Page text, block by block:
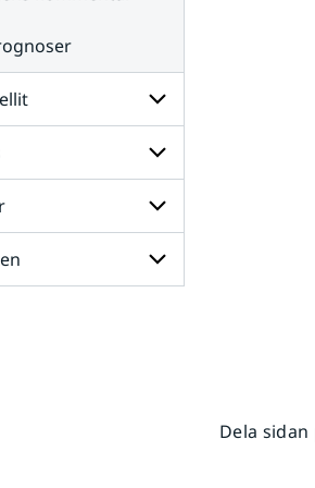
Undersidor
för
Radar
och
satellit
Undersidor
för
Väder
till
havs
Undersidor
för
Dela sidan